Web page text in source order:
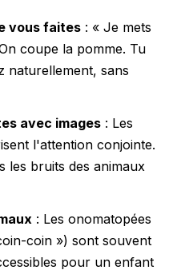
vous faites : « Je mets
coupe la pomme. Tu
naturellement, sans
avec images : Les
l'attention conjointe.
les bruits des animaux
: Les onomatopées
coin ») sont souvent
pour un enfant